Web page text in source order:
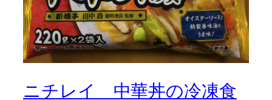
ニチレイ 中華丼の冷凍食